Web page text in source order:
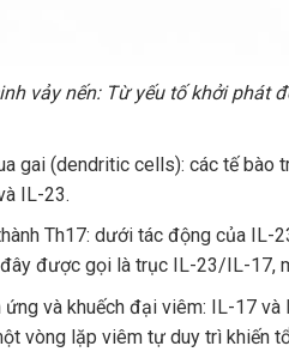
vảy nến: Từ yếu tố khởi
gai (dendritic cells): các tế bào
IL-23.
Th17: dưới tác động của IL-
được gọi là trục IL-23/IL-17,
ứng và khuếch đại viêm: IL-17
vòng lặp viêm tự duy trì khiến